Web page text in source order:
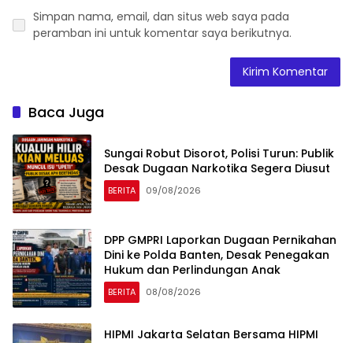
Simpan nama, email, dan situs web saya pada
peramban ini untuk komentar saya berikutnya.
Baca Juga
Sungai Robut Disorot, Polisi Turun: Publik
Desak Dugaan Narkotika Segera Diusut
BERITA 09/08/2026
DPP GMPRI Laporkan Dugaan Pernikahan
Dini ke Polda Banten, Desak Penegakan
Hukum dan Perlindungan Anak
BERITA 08/08/2026
HIPMI Jakarta Selatan Bersama HIPMI